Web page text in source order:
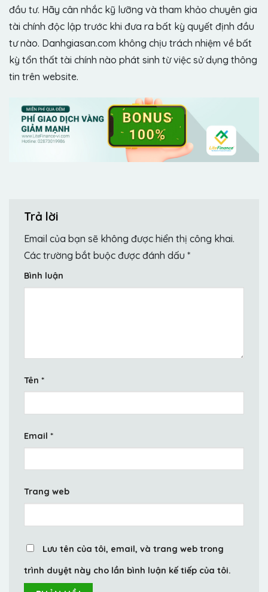
đầu tư. Hãy cân nhắc kỹ lưỡng và tham khảo chuyên gia
tài chính độc lập trước khi đưa ra bất kỳ quyết định đầu
tư nào. Danhgiasan.com không chịu trách nhiệm về bất
kỳ tổn thất tài chính nào phát sinh từ việc sử dụng thông
tin trên website.
Trả lời
Email của bạn sẽ không được hiển thị công khai.
Các trường bắt buộc được đánh dấu *
Bình luận
Tên *
Email *
Trang web
Lưu tên của tôi, email, và trang web trong
trình duyệt này cho lần bình luận kế tiếp của tôi.